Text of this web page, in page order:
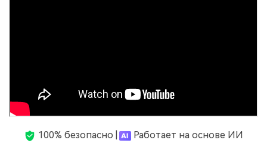
100% безопасно | Работает на основе ИИ